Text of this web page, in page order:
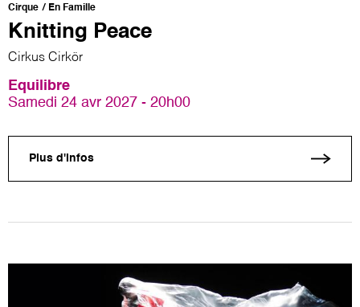
Cirque En Famille
Knitting Peace
Cirkus Cirkör
Equilibre
Samedi 24 avr 2027 - 20h00
Plus d'infos